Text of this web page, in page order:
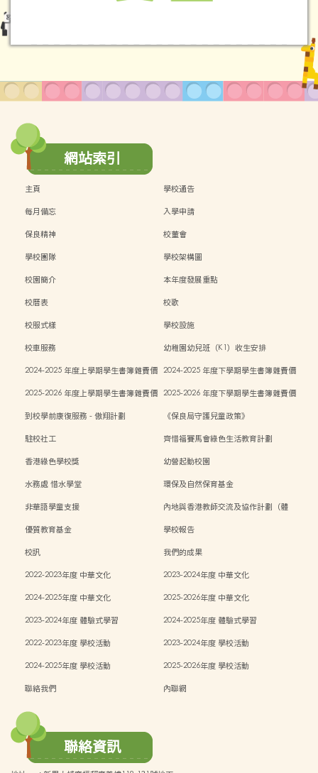
網站索引
主頁
學校通告
每月備忘
入學申請
保良精神
校董會
學校團隊
學校架構圖
校園簡介
本年度發展重點
校曆表
校歌
校服式樣
學校設施
校車服務
幼稚園幼兒班（K1）收生安排
2024-2025 年度上學期學生書簿雜費價 2024-2025 年度下學期學生書簿雜費價
2025-2026 年度上學期學生書簿雜費價 2025-2026 年度下學期學生書簿雜費價
到校學前康復服務 - 傲翔計劃
《保良局守護兒童政策》
駐校社工
齊惜福賽馬會綠色生活教育計劃
香港綠色學校獎
幼營起動校園
水務處 惜水學堂
環保及自然保育基金
非華語學童支援
內地與香港教師交流及協作計劃（體
優質教育基金
學校報告
校訊
我們的成果
2022-2023年度 中華文化
2023-2024年度 中華文化
2024-2025年度 中華文化
2025-2026年度 中華文化
2023-2024年度 體驗式學習
2024-2025年度 體驗式學習
2022-2023年度 學校活動
2023-2024年度 學校活動
2024-2025年度 學校活動
2025-2026年度 學校活動
聯絡我們
內聯網
聯絡資訊